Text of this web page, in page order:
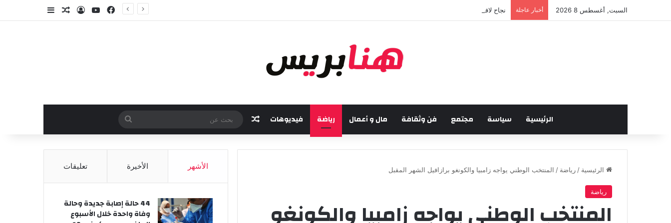
السبت, أغسطس 8 2026 أخبار عاجلة نجاح لافت للدورة الخامسة من مهرجان “تيم آر تي” في تامسنا احتفاء بعيد العرش المجيد فيسبوك‫YouTubeتسجيل الدخول
مقال عشوائي
الرئيسية سياسة مجتمع فن وثقافة مال و أعمال رياضة فيديوهات مقال عشوائي
عن
الرئيسية / رياضة / المنتخب الوطني يواجه زامبيا والكونغو برازافيل الشهر المقبل
رياضة
المنتخب الوطني يواجه زامبيا والكونغو
الأشهر الأخيرة تعليقات
44 حالة إصابة جديدة وحالة
وفاة واحدة خلال الأسبوع